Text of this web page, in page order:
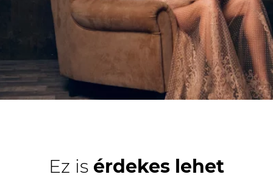
Ez is érdekes lehet